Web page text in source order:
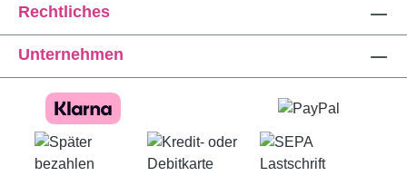
Rechtliches
Unternehmen